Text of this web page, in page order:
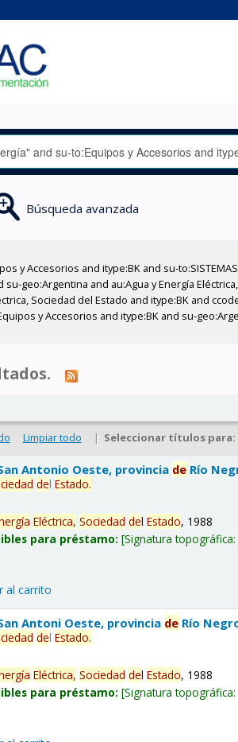
Búsqueda avanzada
Accesorios and itype:BK and su-
geo:Argentina and au:Agua y Energía
Sociedad del Estado and itype:BK and
y Accesorios and itype:BK and su-
Limpiar todo | Seleccionar títulos para:
Antonio Oeste, provincia de Río
delEstado.
Eléctrica, Sociedad delEstado, 1988
para préstamo: Signatura
al carrito
Antoni Oeste, provincia de Río
delEstado.
Eléctrica, Sociedad delEstado, 1988
para préstamo: Signatura